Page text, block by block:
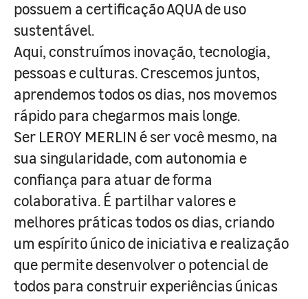
possuem a certificação AQUA de uso
sustentável.
Aqui, construímos inovação, tecnologia,
pessoas e culturas. Crescemos juntos,
aprendemos todos os dias, nos movemos
rápido para chegarmos mais longe.
Ser LEROY MERLIN é ser você mesmo, na
sua singularidade, com autonomia e
confiança para atuar de forma
colaborativa. É partilhar valores e
melhores práticas todos os dias, criando
um espírito único de iniciativa e realização
que permite desenvolver o potencial de
todos para construir experiências únicas